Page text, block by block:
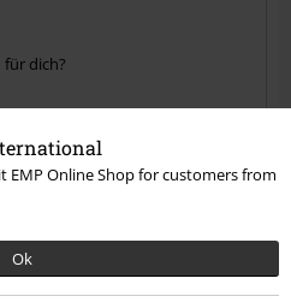
EMP Online Shop for customers from
Ok
dich?
R.